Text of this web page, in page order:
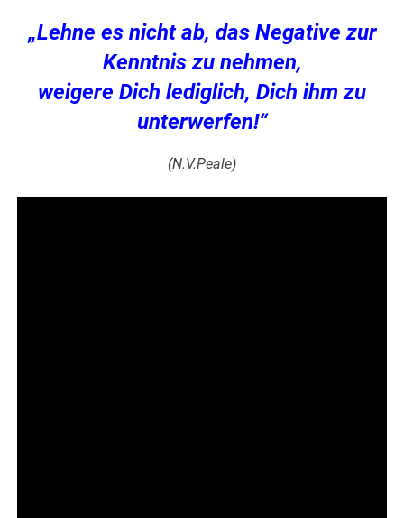
„Lehne es nicht ab, das Negative zur
Kenntnis zu nehmen,
weigere Dich lediglich, Dich ihm zu
unterwerfen!“
(N.V.Peale)